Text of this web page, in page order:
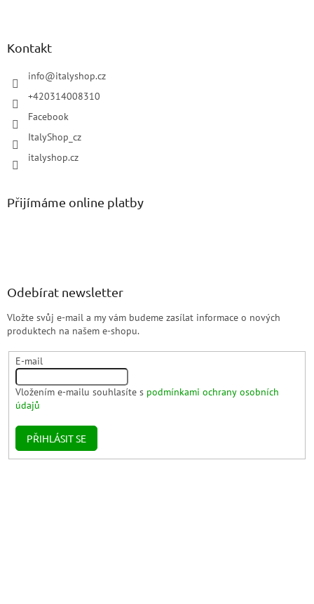
Kontakt
info@italyshop.cz
+420314008310
Facebook
ItalyShop_cz
italyshop.cz
Přijímáme online platby
Odebírat newsletter
Vložte svůj e-mail a my vám budeme zasílat informace o nových
produktech na našem e-shopu.
E-mail
Vložením e-mailu souhlasíte s podmínkami ochrany osobních
údajů
PŘIHLÁSIT SE